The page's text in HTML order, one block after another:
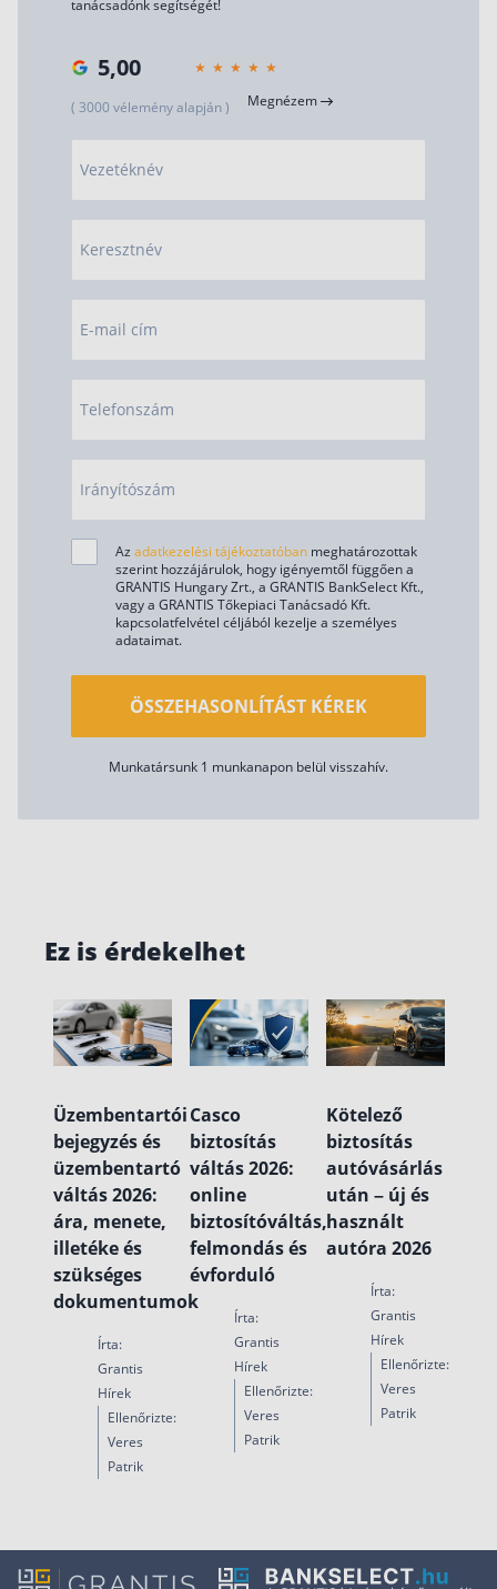
tanácsadónk segítségét!
5,00
( 3000 vélemény alapján ) Megnézem
Vezetéknév
Keresztnév
E-mail cím
Telefonszám
Irányítószám
Az adatkezelési tájékoztatóban meghatározottak
szerint hozzájárulok, hogy igényemtől függően a
GRANTIS Hungary Zrt., a GRANTIS BankSelect Kft.,
vagy a GRANTIS Tőkepiaci Tanácsadó Kft.
kapcsolatfelvétel céljából kezelje a személyes
adataimat.
ÖSSZEHASONLÍTÁST KÉREK
Munkatársunk 1 munkanapon belül visszahív.
Ez is érdekelhet
Üzembentartói
bejegyzés és
üzembentartó
váltás 2026:
ára, menete,
illetéke és
szükséges
dokumentumok
Írta:
Grantis
Hírek
Ellenőrizte:
Veres
Patrik
Casco
biztosítás
váltás 2026:
online
biztosítóváltás,
felmondás és
évforduló
Írta:
Grantis
Hírek
Ellenőrizte:
Veres
Patrik
Kötelező
biztosítás
autóvásárlás
után – új és
használt
autóra 2026
Írta:
Grantis
Hírek
Ellenőrizte:
Veres
Patrik